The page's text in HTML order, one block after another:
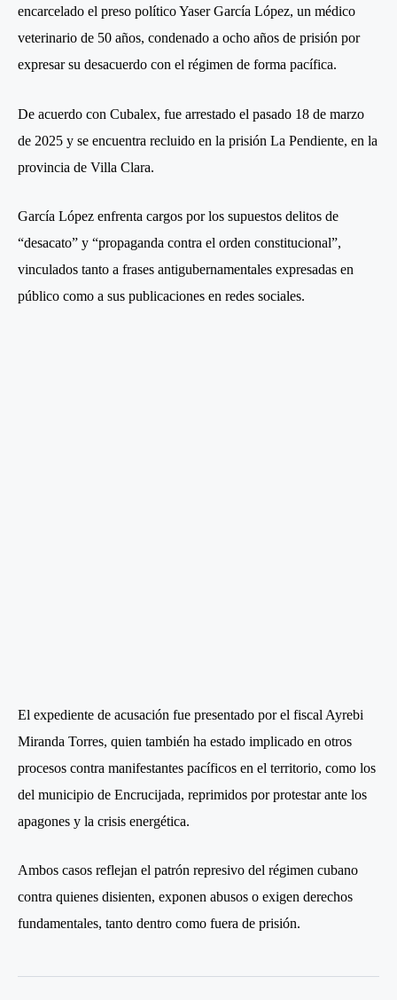
encarcelado el preso político Yaser García López, un médico
veterinario de 50 años, condenado a ocho años de prisión por
expresar su desacuerdo con el régimen de forma pacífica.
De acuerdo con Cubalex, fue arrestado el pasado 18 de marzo
de 2025 y se encuentra recluido en la prisión La Pendiente, en la
provincia de Villa Clara.
García López enfrenta cargos por los supuestos delitos de
“desacato” y “propaganda contra el orden constitucional”,
vinculados tanto a frases antigubernamentales expresadas en
público como a sus publicaciones en redes sociales.
El expediente de acusación fue presentado por el fiscal Ayrebi
Miranda Torres, quien también ha estado implicado en otros
procesos contra manifestantes pacíficos en el territorio, como los
del municipio de Encrucijada, reprimidos por protestar ante los
apagones y la crisis energética.
Ambos casos reflejan el patrón represivo del régimen cubano
contra quienes disienten, exponen abusos o exigen derechos
fundamentales, tanto dentro como fuera de prisión.